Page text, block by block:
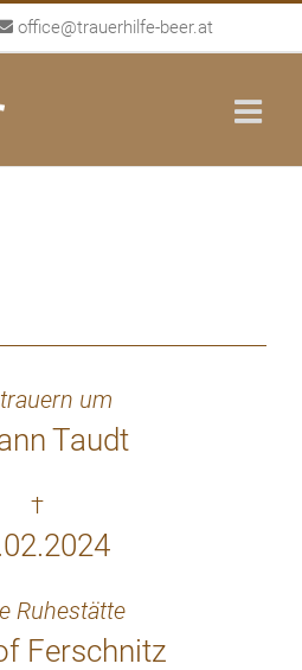
office@trauerhilfe-beer.at
um
Taudt
†
Ruhestätte
Ferschnitz